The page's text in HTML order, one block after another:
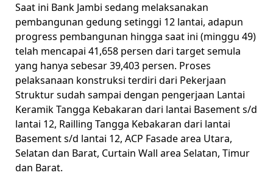
Saat ini Bank Jambi sedang melaksanakan
pembangunan gedung setinggi 12 lantai, adapun
progress pembangunan hingga saat ini (minggu 49)
telah mencapai 41,658 persen dari target semula
yang hanya sebesar 39,403 persen. Proses
pelaksanaan konstruksi terdiri dari Pekerjaan
Struktur sudah sampai dengan pengerjaan Lantai
Keramik Tangga Kebakaran dari lantai Basement s/d
lantai 12, Railling Tangga Kebakaran dari lantai
Basement s/d lantai 12, ACP Fasade area Utara,
Selatan dan Barat, Curtain Wall area Selatan, Timur
dan Barat.